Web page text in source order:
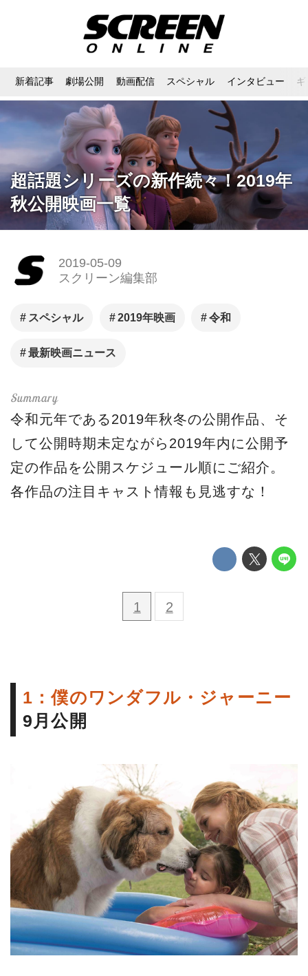
新着記事 劇場公開 動画配信 スペシャル インタビュー
超話題シリーズの新作続々！2019年
秋公開映画一覧
2019-05-09
スクリーン編集部
スペシャル 2019年映画 令和
最新映画ニュース
令和元年である2019年秋冬の公開作品、そ
して公開時期未定ながら2019年内に公開予
定の作品を公開スケジュール順にご紹介。
各作品の注目キャスト情報も見逃すな！
1 2
1：僕のワンダフル・ジャーニー
9月公開